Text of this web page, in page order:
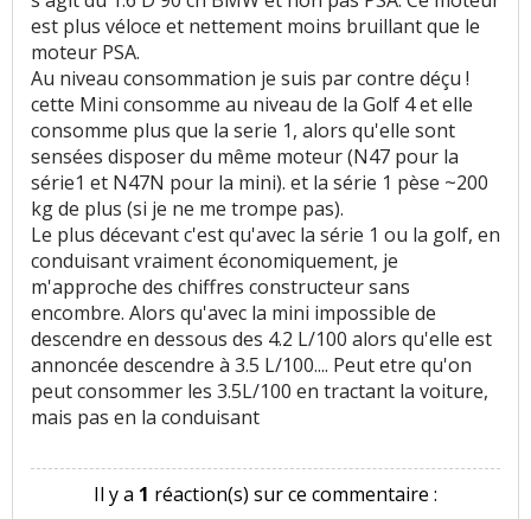
est plus véloce et nettement moins bruillant que le
moteur PSA.
Au niveau consommation je suis par contre déçu !
cette Mini consomme au niveau de la Golf 4 et elle
consomme plus que la serie 1, alors qu'elle sont
sensées disposer du même moteur (N47 pour la
série1 et N47N pour la mini). et la série 1 pèse ~200
kg de plus (si je ne me trompe pas).
Le plus décevant c'est qu'avec la série 1 ou la golf, en
conduisant vraiment économiquement, je
m'approche des chiffres constructeur sans
encombre. Alors qu'avec la mini impossible de
descendre en dessous des 4.2 L/100 alors qu'elle est
annoncée descendre à 3.5 L/100.... Peut etre qu'on
peut consommer les 3.5L/100 en tractant la voiture,
mais pas en la conduisant
Il y a 1 réaction(s) sur ce commentaire :